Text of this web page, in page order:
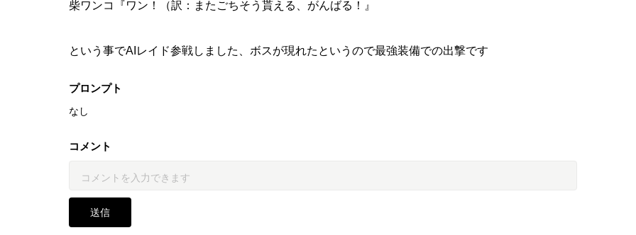
柴ワンコ『ワン！（訳：またごちそう貰える、がんばる！』
という事でAIレイド参戦しました、ボスが現れたというので最強装備での出撃です
プロンプト
なし
コメント
送信